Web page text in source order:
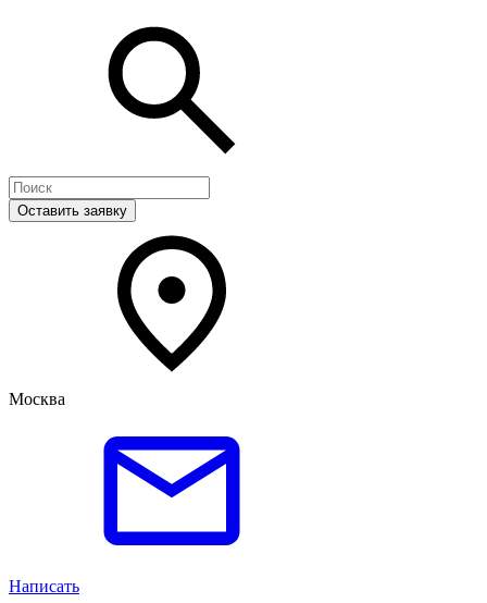
Оставить заявку
Москва
Написать